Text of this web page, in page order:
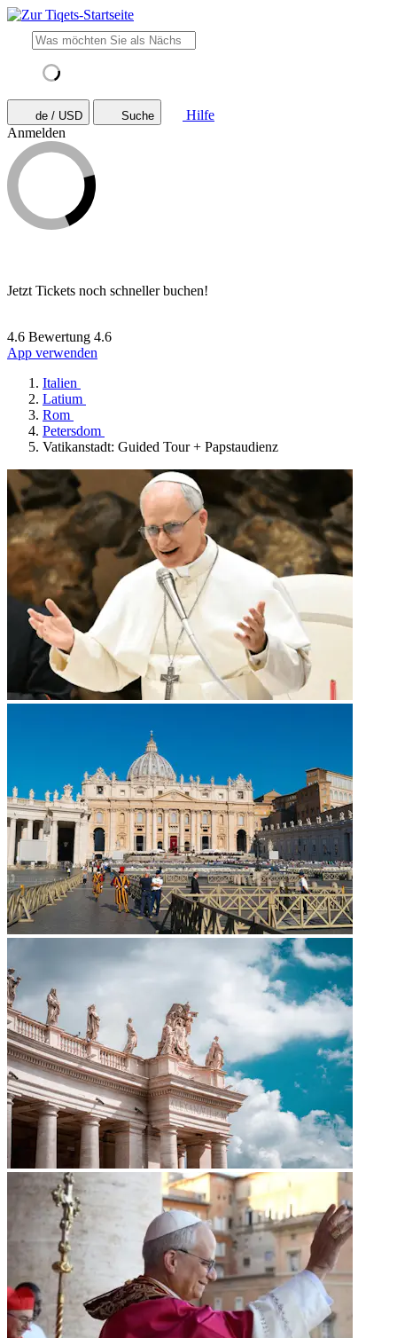
de / USD Suche
Hilfe
Anmelden
Jetzt Tickets noch schneller buchen!
4.6 Bewertung 4.6
App verwenden
Italien
Latium
Rom
Petersdom
Vatikanstadt: Guided Tour + Papstaudienz